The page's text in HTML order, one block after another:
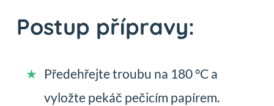
Postup přípravy:
Předehřejte troubu na 180 °C a
vyložte pekáč pečicím papírem.